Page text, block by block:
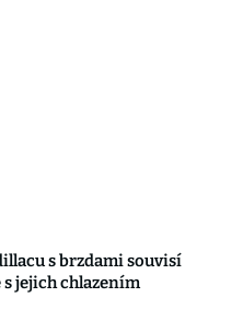
s brzdami souvisí
s jejich chlazením